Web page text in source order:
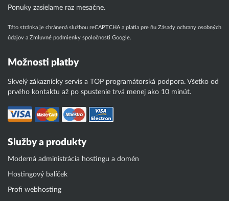
Ponuky zasielame raz mesačne.
Táto stránka je chránená službou reCAPTCHA a platia pre ňu Zásady ochrany osobných
údajov a Zmluvné podmienky spoločnosti Google.
Možnosti platby
Skvelý zákaznícky servis a TOP programátorská podpora. Všetko od
prvého kontaktu až po spustenie trvá menej ako 10 minút.
Služby a produkty
Moderná administrácia hostingu a domén
Hostingový balíček
Profi webhosting